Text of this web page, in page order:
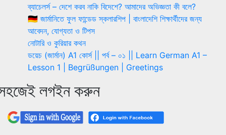
ব্যাচেলর্স – দেশে করব নাকি বিদেশে? আমাদের অভিজ্ঞতা কী বলে?
🇩🇪 জার্মানিতে ফুল ফান্ডেড স্কলারশিপ | বাংলাদেশি শিক্ষার্থীদের জন্য
আবেদন, যোগ্যতা ও টিপস
নোটারি ও কুরিয়ার কথন
ডয়েচ (জার্মান) A1 কোর্স || পর্ব – ০১ || Learn German A1 –
Lesson 1 | Begrüßungen | Greetings
লগইন করুন